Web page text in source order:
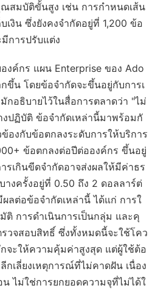
สมบัติขั้นสูง เช่น การกำหนดเส้น
เงิน ซึ่งยังคงจำกัดอยู่ที่ 1,200 ข้อ
การปรับแต่ง
งค์กร แผน Enterprise ของ Ado
ขึ้น โดยข้อจำกัดจะขึ้นอยู่กับการเ
อธิบายไว้ในสื่อการตลาดว่า "ไม่
งปฏิบัติ ข้อจำกัดเหล่านี้มาพร้อมกั
องกับข้อตกลงระดับการให้บริการ
ข้อตกลงต่อปีต่อองค์กร ขึ้นอยู่
เกินขีดจำกัดอาจส่งผลให้มีค่าธร
างครั้งอยู่ที่ 0.50 ถึง 2 ดอลลาร์ต่
ลต่อข้อจำกัดเหล่านี้ ได้แก่ การใ
ติ การดำเนินการเป็นกลุ่ม และคุ
วจสอบสิทธิ์ ซึ่งทั้งหมดนี้จะใช้โคว
กจะให้ความคุ้มค่าสูงสุด แต่ผู้ใช้ต้อ
กเลี่ยงเหตุการณ์ที่ไม่คาดฝัน เนื่อง
น ไม่ใช่การยกยอดความจุที่ไม่ได้ใ